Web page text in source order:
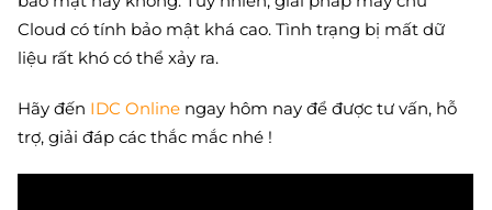
Cloud có tính bảo mật khá cao. Tình trạng bị mất dữ
liệu rất khó có thể xảy ra.
Hãy đến IDC Online ngay hôm nay để được tư vấn, hỗ
trợ, giải đáp các thắc mắc nhé !